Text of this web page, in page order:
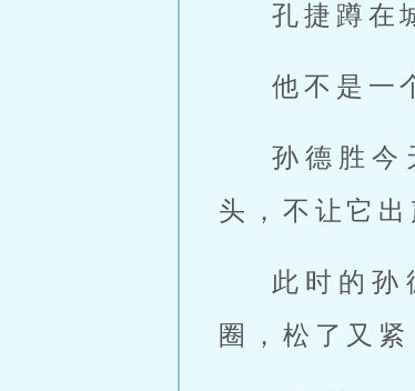
孔捷蹲在
他不是一
孙德胜今
头，不让它出
此时的孙
圈，松了又紧